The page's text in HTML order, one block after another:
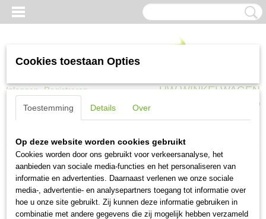
Inloggen Registreren UW WINKELWAGEN
(0)
Cookies toestaan Opties
Toestemming Details Over
Op deze website worden cookies gebruikt
Cookies worden door ons gebruikt voor verkeersanalyse, het
aanbieden van sociale media-functies en het personaliseren van
informatie en advertenties. Daarnaast verlenen we onze sociale
media-, advertentie- en analysepartners toegang tot informatie over
hoe u onze site gebruikt. Zij kunnen deze informatie gebruiken in
combinatie met andere gegevens die zij mogelijk hebben verzameld